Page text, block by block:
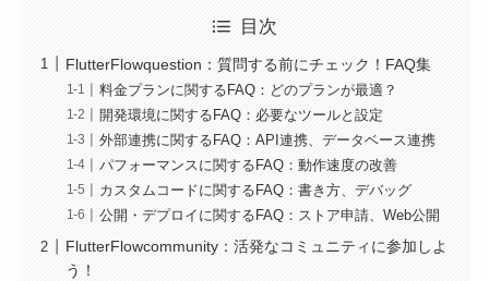
目次
FlutterFlowquestion：質問する前にチェック！FAQ集
料金プランに関するFAQ：どのプランが最適？
開発環境に関するFAQ：必要なツールと設定
外部連携に関するFAQ：API連携、データベース連携
パフォーマンスに関するFAQ：動作速度の改善
カスタムコードに関するFAQ：書き方、デバッグ
公開・デプロイに関するFAQ：ストア申請、Web公開
FlutterFlowcommunity：活発なコミュニティに参加しよ
う！